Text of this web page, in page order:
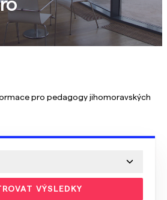
pro pedagogy jihomoravských
VÝSLEDKY